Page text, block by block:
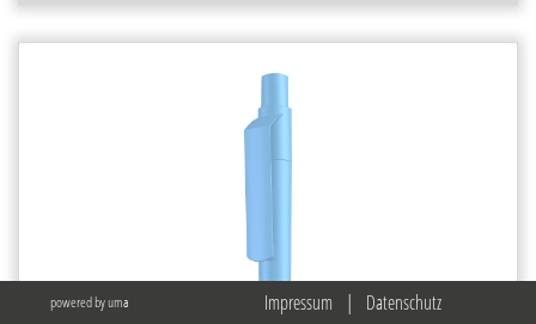
powered by uma Impressum | Datenschutz